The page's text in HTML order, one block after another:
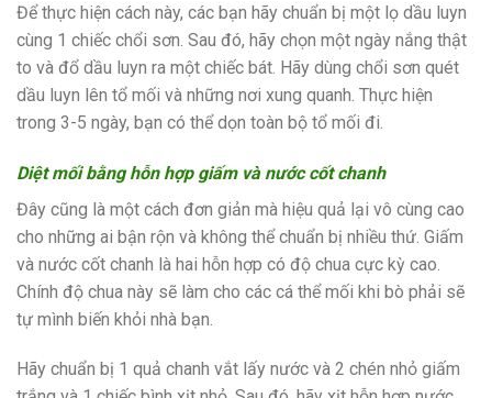
Để thực hiện cách này, các bạn hãy chuẩn bị một lọ dầu luyn
cùng 1 chiếc chổi sơn. Sau đó, hãy chọn một ngày nắng thật
to và đổ dầu luyn ra một chiếc bát. Hãy dùng chổi sơn quét
dầu luyn lên tổ mối và những nơi xung quanh. Thực hiện
trong 3-5 ngày, bạn có thể dọn toàn bộ tổ mối đi.
Diệt mối bằng hỗn hợp giấm và nước cốt chanh
Đây cũng là một cách đơn giản mà hiệu quả lại vô cùng cao
cho những ai bận rộn và không thể chuẩn bị nhiều thứ. Giấm
và nước cốt chanh là hai hỗn hợp có độ chua cực kỳ cao.
Chính độ chua này sẽ làm cho các cá thể mối khi bò phải sẽ
tự mình biến khỏi nhà bạn.
Hãy chuẩn bị 1 quả chanh vắt lấy nước và 2 chén nhỏ giấm